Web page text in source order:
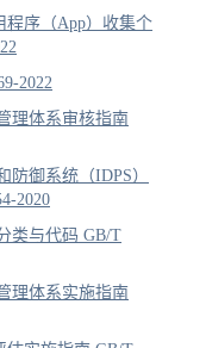
程序（App）收集个
2022
理体系审核指南
御系统（IDPS）
2020
类与代码 GB/T
理体系实施指南